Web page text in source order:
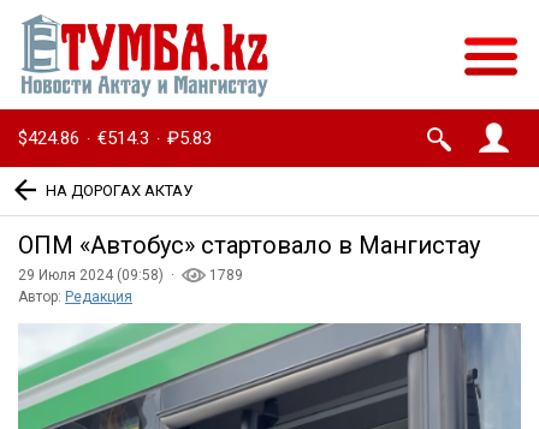
$424.86 · €514.3 · ₽5.83
НА ДОРОГАХ АКТАУ
ОПМ «Автобус» стартовало в Мангистау
29 Июля 2024 (09:58) ·
1789
Автор: Редакция